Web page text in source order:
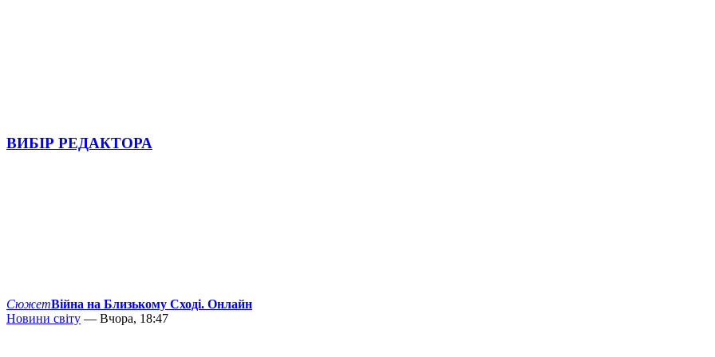
ВИБІР РЕДАКТОРА
СюжетВійна на Близькому Сході. Онлайн
Новини світу — Вчора, 18:47